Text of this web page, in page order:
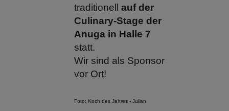
traditionell auf der
Culinary-Stage der
Anuga in Halle 7
statt.
Wir sind als Sponsor
vor Ort!
Foto: Koch des Jahres - Julian